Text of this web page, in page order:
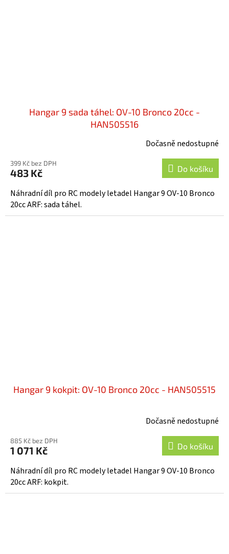
Hangar 9 sada táhel: OV-10 Bronco 20cc -
HAN505516
Dočasně nedostupné
399 Kč bez DPH
483 Kč Do košíku
Náhradní díl pro RC modely letadel Hangar 9 OV-10 Bronco
20cc ARF: sada táhel.
Hangar 9 kokpit: OV-10 Bronco 20cc - HAN505515
Dočasně nedostupné
885 Kč bez DPH
1 071 Kč Do košíku
Náhradní díl pro RC modely letadel Hangar 9 OV-10 Bronco
20cc ARF: kokpit.